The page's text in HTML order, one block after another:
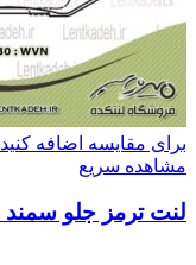
برای مقایسه اضافه کنید
مشاهده سریع
لنت ترمز جلو سمند EF7 – های تک HI-Tec